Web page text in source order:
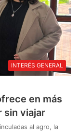
INTERÉS GENERAL
en más
sin viajar
al agro, la